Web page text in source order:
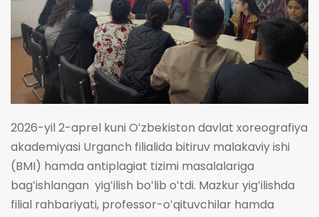
2026-yil 2-aprel kuni Oʻzbekiston davlat xoreografiya
akademiyasi Urganch filialida bitiruv malakaviy ishi
(BMI) hamda antiplagiat tizimi masalalariga
bagʻishlangan yigʻilish boʻlib oʻtdi. Mazkur yigʻilishda
filial rahbariyati, professor-oʻqituvchilar hamda